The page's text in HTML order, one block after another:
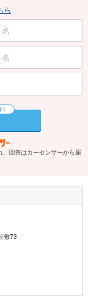
ら
、回答はカーセンサーから届
敷73